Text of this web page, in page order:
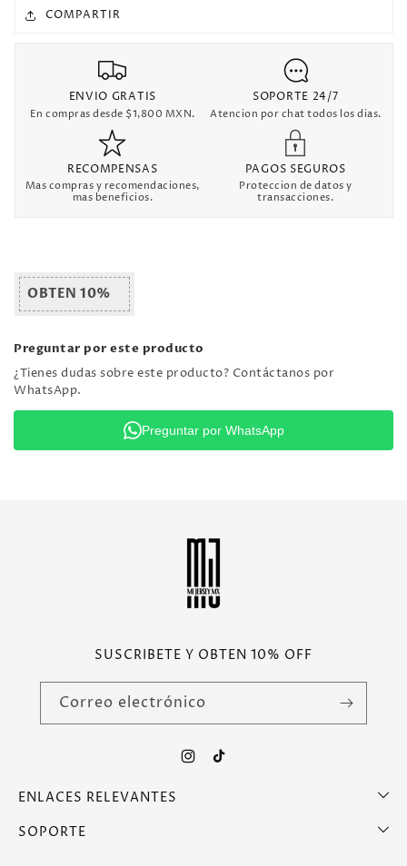
COMPARTIR
ENVIO GRATIS
En compras desde $1,800 MXN.
SOPORTE 24/7
Atencion por chat todos los dias.
RECOMPENSAS
Mas compras y recomendaciones,
mas beneficios.
PAGOS SEGUROS
Proteccion de datos y
transacciones.
OBTEN 10%
Preguntar por este producto
¿Tienes dudas sobre este producto? Contáctanos por
WhatsApp.
Preguntar por WhatsApp
SUSCRIBETE Y OBTEN 10% OFF
Correo electrónico
Instagram
TikTok
ENLACES RELEVANTES
SOPORTE